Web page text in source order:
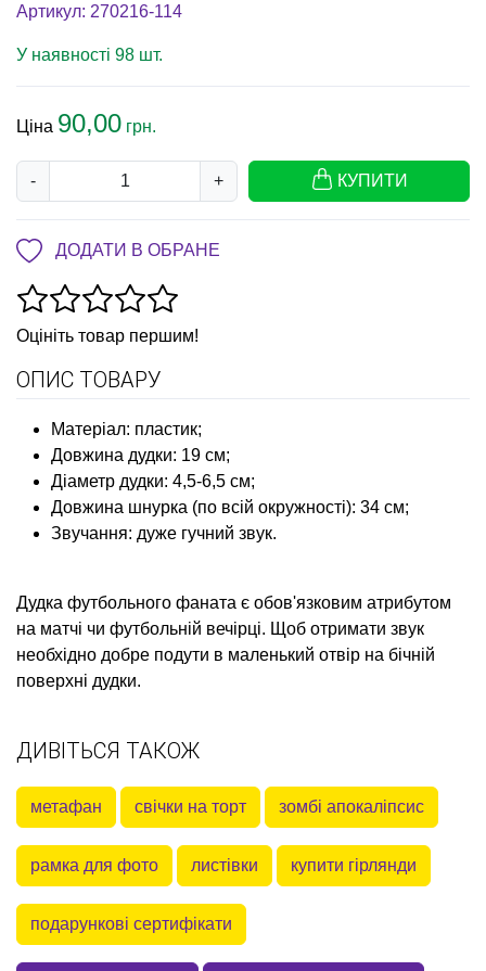
Артикул: 270216-114
У наявності 98 шт.
Ціна 90,00 грн.
- + КУПИТИ
ДОДАТИ В ОБРАНЕ
Оцініть товар першим!
ОПИС ТОВАРУ
Матеріал: пластик;
Довжина дудки: 19 см;
Діаметр дудки: 4,5-6,5 см;
Довжина шнурка (по всій окружності): 34 см;
Звучання: дуже гучний звук.
Дудка футбольного фаната є обов'язковим атрибутом
на матчі чи футбольній вечірці. Щоб отримати звук
необхідно добре подути в маленький отвір на бічній
поверхні дудки.
ДИВІТЬСЯ ТАКОЖ
метафан свічки на торт зомбі апокаліпсис
рамка для фото листівки купити гірлянди
подарункові сертифікати